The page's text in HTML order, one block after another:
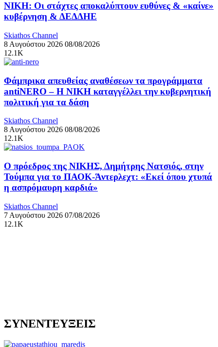
ΝΙΚΗ: Οι στάχτες αποκαλύπτουν ευθύνες & «καίνε»
κυβέρνηση & ΔΕΔΔΗΕ
Skiathos Channel
8 Αυγούστου 2026 08/08/2026
12.1K
Φάμπρικα απευθείας αναθέσεων τα προγράμματα
antiNERO – Η ΝΙΚΗ καταγγέλλει την κυβερνητική
πολιτική για τα δάση
Skiathos Channel
8 Αυγούστου 2026 08/08/2026
12.1K
Ο πρόεδρος της ΝΙΚΗΣ, Δημήτρης Νατσιός, στην
Τούμπα για το ΠΑΟΚ-Άντερλεχτ: «Εκεί όπου χτυπά
η ασπρόμαυρη καρδιά»
Skiathos Channel
7 Αυγούστου 2026 07/08/2026
12.1K
ΣΥΝΕΝΤΕΥΞΕΙΣ